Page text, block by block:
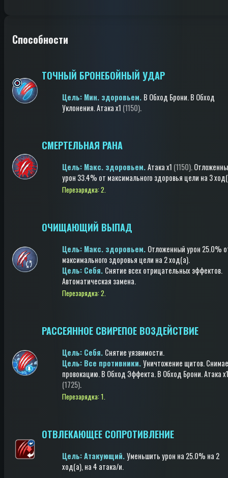
Способности
ТОЧНЫЙ БРОНЕБОЙНЫЙ УДАР
Цель: Мин. здоровьем. В Обход Брони.В Обход
Уклонения.Атакаx1 (1150).
СМЕРТЕЛЬНАЯ РАНА
Цель: Макс. здоровьем.Атакаx1 (1150).
урон 33.4% от максимального здоровья цели на 3
Перезарядка: 2.
ОЧИЩАЮЩИЙ ВЫПАД
Цель: Макс. здоровьем. Отложенный урон 25.0%
максимального здоровья цели на 2 ход(a).
Цель: Cебя. Снятие всех отрицательных эффектов.
Автоматическая замена.
Перезарядка: 2.
РАССЕЯННОЕ СВИРЕПОЕ ВОЗДЕЙСТВИЕ
Цель: Cебя. Снятие уязвимости.
Цель: Все противники.Уничтожение щитов.
провокацию.В Обход Эффекта.В Обход Брони.Атака
(1725).
Перезарядка: 1.
ОТВЛЕКАЮЩЕЕ СОПРОТИВЛЕНИЕ
Цель: Атакующий.Уменьшить урон на 25.0% на 2
ход(a), на 4 атака/и.